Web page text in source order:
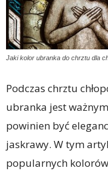
Jaki kolor ubranka do chrztu dla
Podczas chrztu
ubranka jest
powinien być
jaskrawy. W tym
popularnych